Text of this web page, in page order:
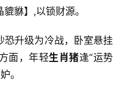
貅】,以锁财源。
恐升级为冷战，卧室悬挂
面，年轻生肖猪逢“运势
。